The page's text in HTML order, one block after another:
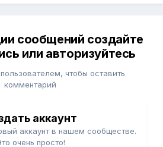
сообщений создайте
или авторизуйтесь
чтобы оставить
комментарий
аккаунт
аккаунт в нашем сообществе.
очень просто!